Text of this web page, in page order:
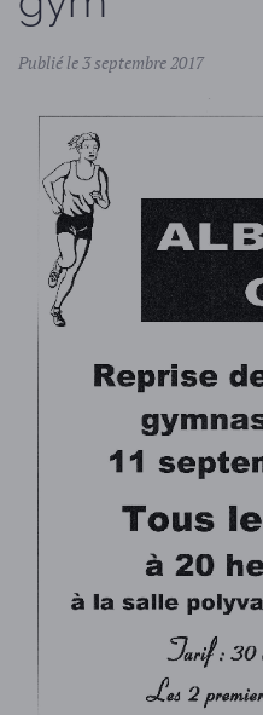
Publié le 3 septembre 2017